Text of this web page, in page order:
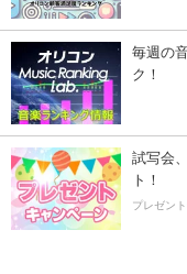
毎週の
ク！
試写会
ト！
プレゼン